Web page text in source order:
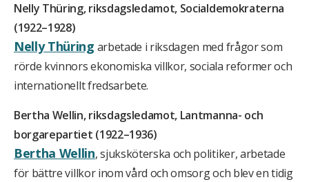
Nelly Thüring, riksdagsledamot, Socialdemokraterna
(1922–1928)
Nelly Thüring arbetade i riksdagen med frågor som
rörde kvinnors ekonomiska villkor, sociala reformer och
internationellt fredsarbete.
Bertha Wellin, riksdagsledamot, Lantmanna- och
borgarepartiet (1922–1936)
Bertha Wellin, sjuksköterska och politiker, arbetade
för bättre villkor inom vård och omsorg och blev en tidig